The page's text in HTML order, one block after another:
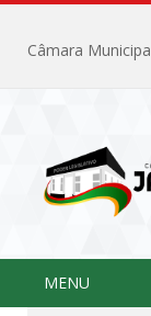
MENU